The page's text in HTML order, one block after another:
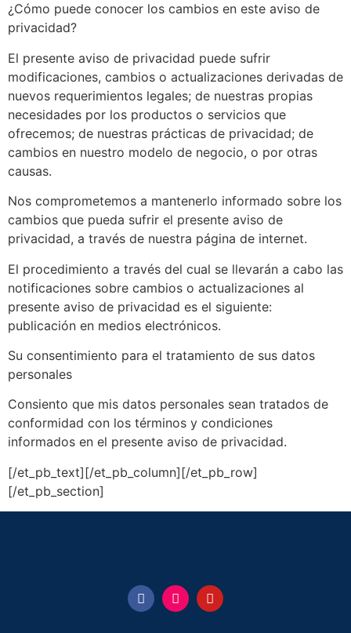
¿Cómo puede conocer los cambios en este aviso de
privacidad?
El presente aviso de privacidad puede sufrir
modificaciones, cambios o actualizaciones derivadas de
nuevos requerimientos legales; de nuestras propias
necesidades por los productos o servicios que
ofrecemos; de nuestras prácticas de privacidad; de
cambios en nuestro modelo de negocio, o por otras
causas.
Nos comprometemos a mantenerlo informado sobre los
cambios que pueda sufrir el presente aviso de
privacidad, a través de nuestra página de internet.
El procedimiento a través del cual se llevarán a cabo las
notificaciones sobre cambios o actualizaciones al
presente aviso de privacidad es el siguiente:
publicación en medios electrónicos.
Su consentimiento para el tratamiento de sus datos
personales
Consiento que mis datos personales sean tratados de
conformidad con los términos y condiciones
informados en el presente aviso de privacidad.
[/et_pb_text][/et_pb_column][/et_pb_row]
[/et_pb_section]